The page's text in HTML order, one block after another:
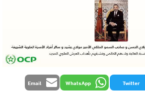
Twitter
WhatsApp
Email